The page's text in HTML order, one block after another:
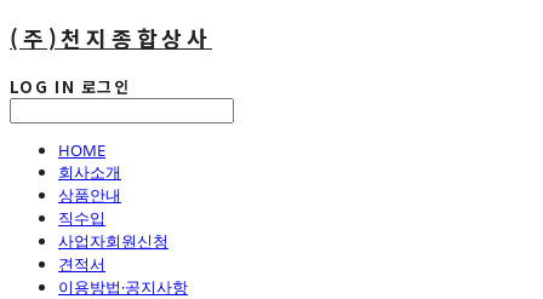
(주)천지종합상사
LOG IN 로그인
HOME
회사소개
상품안내
직수입
사업자회원신청
견적서
이용방법·공지사항